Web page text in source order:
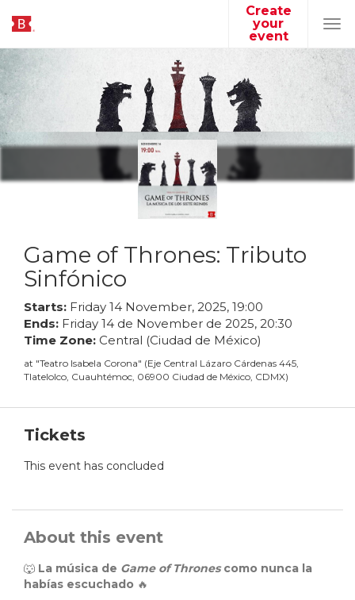
Create
your
event
Game of Thrones: Tributo
Sinfónico
Starts: Friday 14 November, 2025, 19:00
Ends: Friday 14 de November de 2025, 20:30
Time Zone: Central (Ciudad de México)
at "Teatro Isabela Corona" (Eje Central Lázaro Cárdenas 445,
Tlatelolco, Cuauhtémoc, 06900 Ciudad de México, CDMX)
Tickets
This event has concluded
About this event
🐺 La música de Game of Thronescomo nunca la
habías escuchado 🔥